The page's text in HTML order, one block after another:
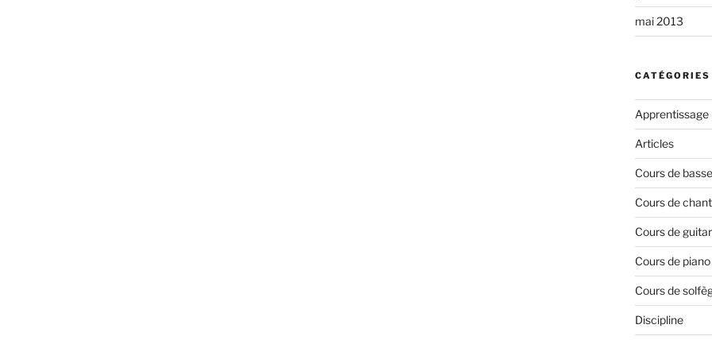
mai 2013
CATÉGORIES
Apprentissage
Articles
Cours de basse
Cours de chant
Cours de
Cours de piano
Cours de
Discipline